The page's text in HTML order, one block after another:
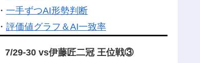
・ 一手ずつAI形勢判断
・ 評価値グラフ＆AI一致率
7/29-30 vs伊藤匠二冠 王位戦③